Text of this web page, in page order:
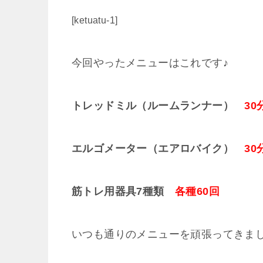
[ketuatu-1]
今回やったメニューはこれです♪
トレッドミル（ルームランナー）30
エルゴメーター（エアロバイク）30
筋トレ用器具7種類 各種60回
いつも通りのメニューを頑張ってきま